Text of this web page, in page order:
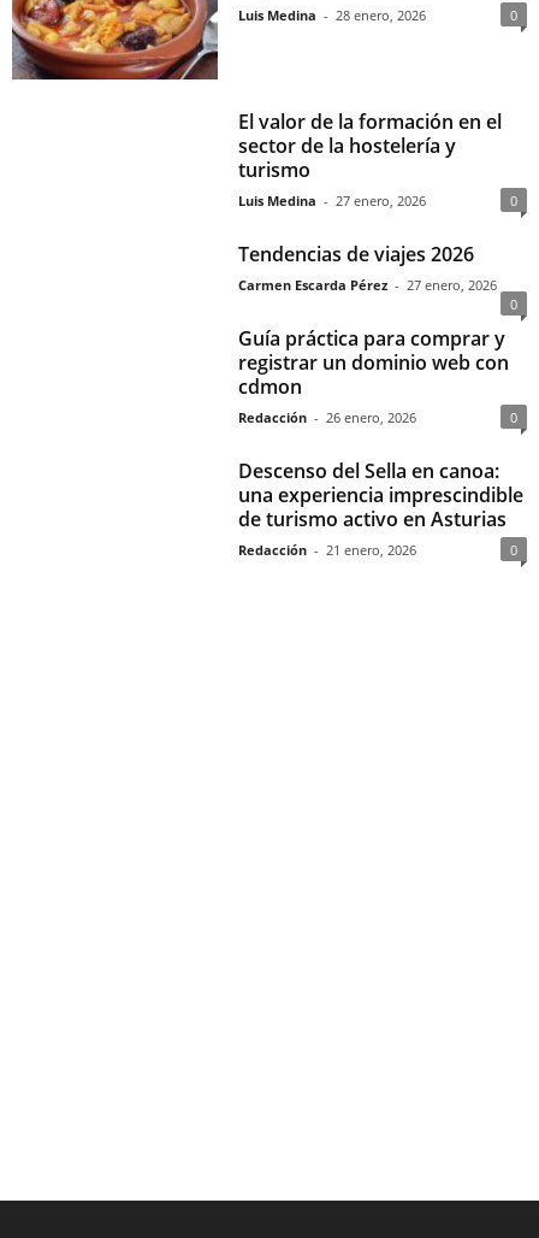
Luis Medina - 28 enero, 2026 0
El valor de la formación en el
sector de la hostelería y
turismo
Luis Medina - 27 enero, 2026 0
Tendencias de viajes 2026
Carmen Escarda Pérez - 27 enero, 2026
0
Guía práctica para comprar y
registrar un dominio web con
cdmon
Redacción - 26 enero, 2026 0
Descenso del Sella en canoa:
una experiencia imprescindible
de turismo activo en Asturias
Redacción - 21 enero, 2026 0